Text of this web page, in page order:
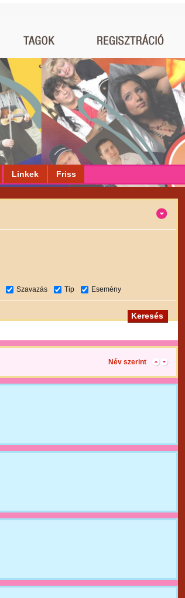
Linkek Friss
Szavazás Tip Esemény
Név szerint